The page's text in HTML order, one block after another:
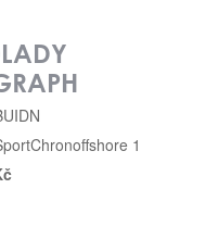
Chronoffshore 1